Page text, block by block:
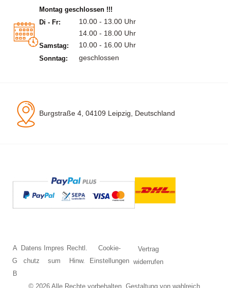
Montag geschlossen !!!
Di - Fr:
10.00 - 13.00 Uhr
14.00 - 18.00 Uhr
Samstag: 10.00 - 16.00 Uhr
Sonntag: geschlossen
Burgstraße 4, 04109 Leipzig, Deutschland
© 2026 Alle Rechte vorbehalten. Gestaltung von wahlreich
A
G
B
Datens
chutz
Impres
sum
Rechtl.
Hinw.
Cookie-
Einstellungen
Vertrag
widerrufen